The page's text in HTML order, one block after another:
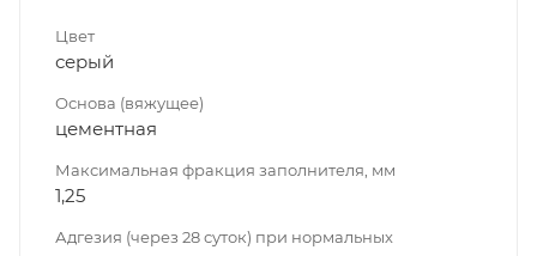
Цвет
серый
Основа (вяжущее)
цементная
Максимальная фракция заполнителя, мм
1,25
Адгезия (через 28 суток) при нормальных